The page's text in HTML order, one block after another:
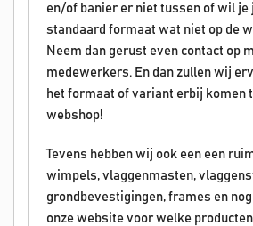
en/of banier er niet tussen of wil je
standaard formaat wat niet op de
Neem dan gerust even contact op
medewerkers. En dan zullen wij
het formaat of variant erbij komen
webshop!
Tevens hebben wij ook een een
wimpels, vlaggenmasten,
grondbevestigingen, frames en nog
onze website voor welke